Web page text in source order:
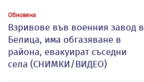
Обновена
Взривове във военния завод в
Белица, има обгазяване в
района, евакуират съседни
села (СНИМКИ/ВИДЕО)